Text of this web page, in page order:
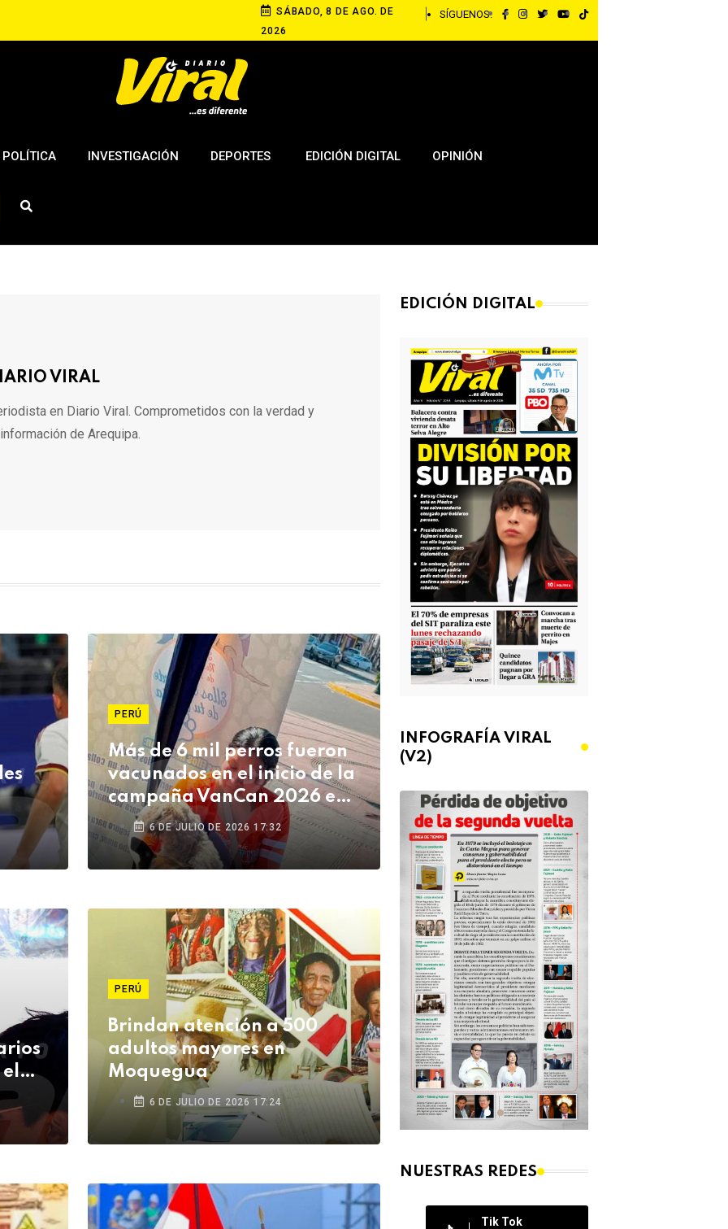
SÁBADO, 8 DE AGO. DE
2026
SÍGUENOS:
POLÍTICA INVESTIGACIÓN DEPORTES EDICIÓN DIGITAL OPINIÓN
VIRAL
en Diario Viral. Comprometidos con la verdad y
de Arequipa.
PERÚ
Más de 6 mil perros fueron
vacunados en el inicio de la
campaña VanCan 2026 en
Tacna6 DE JULIO DE 2026 17:32
el
PERÚ
Brindan atención a 500
adultos mayores en
Moquegua
6 DE JULIO DE 2026 17:24
EDICIÓN DIGITAL
INFOGRAFÍA VIRAL
(V2)
NUESTRAS REDES
Tik Tok